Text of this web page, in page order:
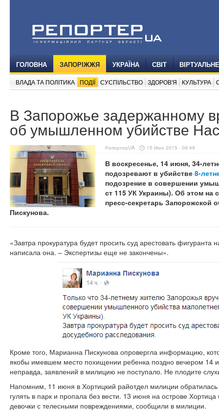
ГОЛОВНА ЗАПОРІЖЖЯ УКРАЇНА СВІТ
ВЛАДА ТА ПОЛІТИКА ПОДІЇ СУСПІЛЬСТВО ЗДОРОВ'Я КУЛЬТУРА
В Запорожье задержанному
об умышленном убийстве
РепортерUA 15 Июн 2015 - 09:49
В воскресенье, 14 июня, 34-
подозревают в убийстве 8-
подозрение в совершении
ст 115 УК Украины). Об этом на
пресс-секретарь Запорожской
Пискунова.
«Завтра прокуратура будет просить суд арестовать
написала она. – Экспертизы еще не закончены».
Кроме того, Марианна Пискунова опровергла информацию,
якобы имевшем место похищении ребенка поздно вечером 14
неправда, заявлений в милицию не поступало. Не плодите
Напомним, 11 июня в Хортицкий райотдел милиции
гулять в парк и пропала без вести. 13 июня на острове
девочки с телесными повреждениями, сообщили в милиции.